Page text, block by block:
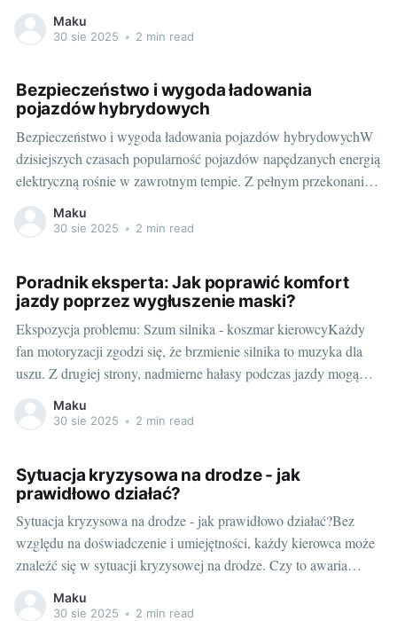
który nie zmieniał się prawie od początku motoryzacji. Jednak,
jak to często bywa w technologii, czas przynosi postęp. Zwykłe
Maku
30 sie 2025 • 2 min read
Bezpieczeństwo i wygoda ładowania
pojazdów hybrydowych
Bezpieczeństwo i wygoda ładowania pojazdów hybrydowychW
dzisiejszych czasach popularność pojazdów napędzanych energią
elektryczną rośnie w zawrotnym tempie. Z pełnym przekonaniem
można stwierdzić, że taka technologia przyszłości jest już naszą
teraźniejszością. W związku z tym pojawia się wiele pytań, jak
Maku
30 sie 2025 • 2 min read
Poradnik eksperta: Jak poprawić komfort
jazdy poprzez wygłuszenie maski?
Ekspozycja problemu: Szum silnika - koszmar kierowcyKażdy
fan motoryzacji zgodzi się, że brzmienie silnika to muzyka dla
uszu. Z drugiej strony, nadmierne hałasy podczas jazdy mogą
być nie tylko irytujące, ale także stresujące, szczególnie podczas
długich tras. Jednym z najbardziej drażniących dźwięków jest
Maku
30 sie 2025 • 2 min read
Sytuacja kryzysowa na drodze - jak
prawidłowo działać?
Sytuacja kryzysowa na drodze - jak prawidłowo działać?Bez
względu na doświadczenie i umiejętności, każdy kierowca może
znaleźć się w sytuacji kryzysowej na drodze. Czy to awaria
samochodu, niespodziewane warunki pogodowe, czy też
nieoczekiwane zachowania innych uczestników ruchu, każda z
Maku
30 sie 2025 • 2 min read